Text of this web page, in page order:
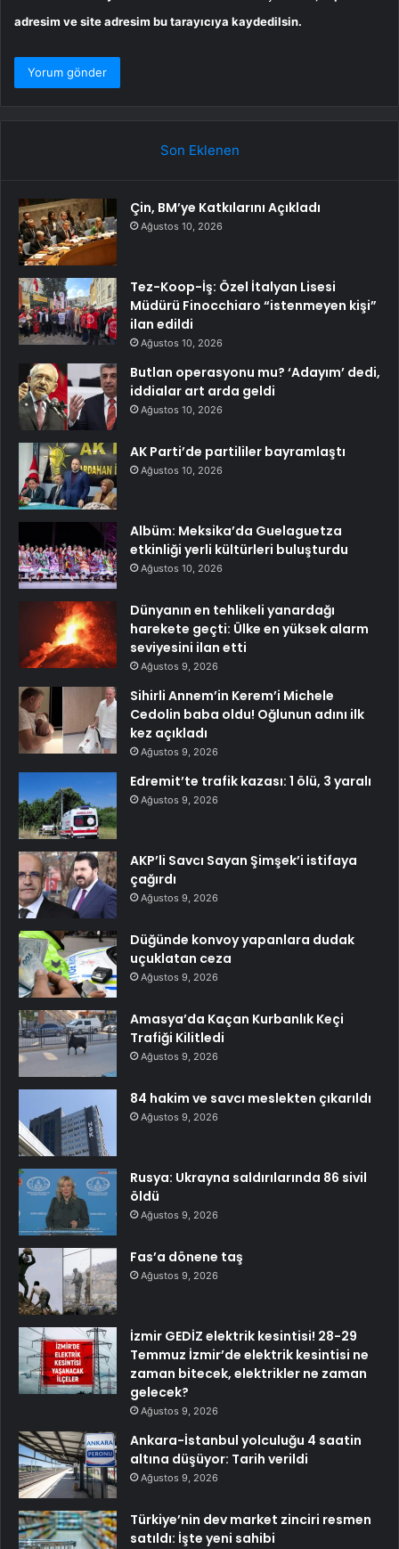
adresim ve site adresim bu tarayıcıya kaydedilsin.
Son Eklenen
Çin, BM’ye Katkılarını Açıkladı
Ağustos 10, 2026
Tez-Koop-İş: Özel İtalyan Lisesi
Müdürü Finocchiaro “istenmeyen kişi”
ilan edildi
Ağustos 10, 2026
Butlan operasyonu mu? ‘Adayım’ dedi,
iddialar art arda geldi
Ağustos 10, 2026
AK Parti’de partililer bayramlaştı
Ağustos 10, 2026
Albüm: Meksika’da Guelaguetza
etkinliği yerli kültürleri buluşturdu
Ağustos 10, 2026
Dünyanın en tehlikeli yanardağı
harekete geçti: Ülke en yüksek alarm
seviyesini ilan etti
Ağustos 9, 2026
Sihirli Annem’in Kerem’i Michele
Cedolin baba oldu! Oğlunun adını ilk
kez açıkladı
Ağustos 9, 2026
Edremit’te trafik kazası: 1 ölü, 3 yaralı
Ağustos 9, 2026
AKP’li Savcı Sayan Şimşek’i istifaya
çağırdı
Ağustos 9, 2026
Düğünde konvoy yapanlara dudak
uçuklatan ceza
Ağustos 9, 2026
Amasya’da Kaçan Kurbanlık Keçi
Trafiği Kilitledi
Ağustos 9, 2026
84 hakim ve savcı meslekten çıkarıldı
Ağustos 9, 2026
Rusya: Ukrayna saldırılarında 86 sivil
öldü
Ağustos 9, 2026
Fas’a dönene taş
Ağustos 9, 2026
İzmir GEDİZ elektrik kesintisi! 28-29
Temmuz İzmir’de elektrik kesintisi ne
zaman bitecek, elektrikler ne zaman
gelecek?
Ağustos 9, 2026
Ankara-İstanbul yolculuğu 4 saatin
altına düşüyor: Tarih verildi
Ağustos 9, 2026
Türkiye’nin dev market zinciri resmen
satıldı: İşte yeni sahibi